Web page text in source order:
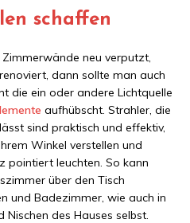
schaffen
neu verputzt,
dann sollte man auch
die ein oder andere Lichtquelle
aufhübscht. Strahler, die
sind praktisch und effektiv,
Winkel verstellen und
pointiert leuchten. So kann
über den Tisch
und Badezimmer, wie auch in
Nischen des Hauses selbst.